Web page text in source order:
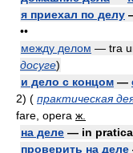
я приехал по делу
••
между делом — tra
досуге)
и дело с концом —
2) ( практическая
fare, opera ж.
на деле — in
проверить на деле